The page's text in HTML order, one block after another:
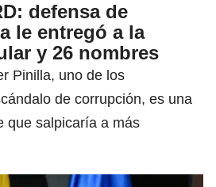
defensa de
le entregó a la
y 26 nombres
Pinilla, uno de los
de corrupción, es una
que salpicaría a más